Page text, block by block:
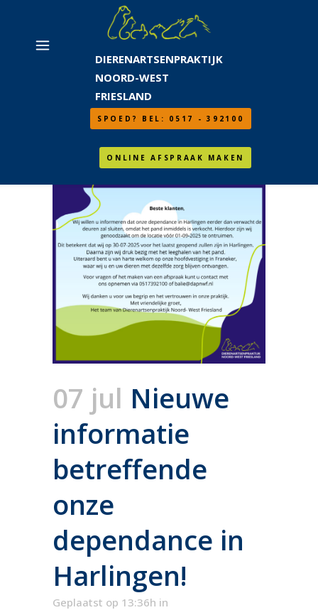
DIERENARTSENPRAKTIJK
NOORD-WEST
FRIESLAND
SPOED? BEL: 0517 - 392100
ONLINE AFSPRAAK MAKEN
07 jul Nieuwe
informatie
betreffende
onze
dependance in
Harlingen!
Geplaatst op 13:36h in